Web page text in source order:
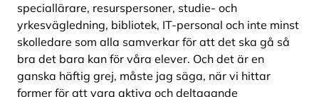
speciallärare, resurspersoner, studie- och
yrkesvägledning, bibliotek, IT-personal och inte minst
skolledare som alla samverkar för att det ska gå så
bra det bara kan för våra elever. Och det är en
ganska häftig grej, måste jag säga, när vi hittar
former för att vara aktiva och deltagande